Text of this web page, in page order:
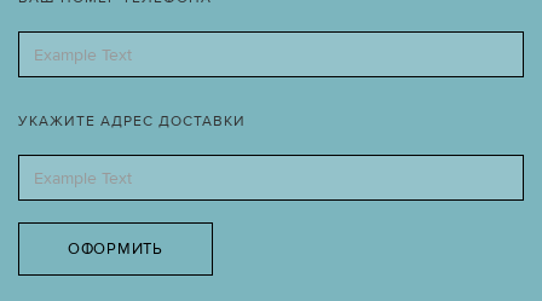
УКАЖИТЕ АДРЕС ДОСТАВКИ